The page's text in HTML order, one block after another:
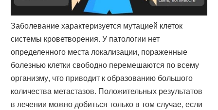
Заболевание характеризуется мутацией клеток
системы кроветворения. У патологии нет
определенного места локализации, пораженные
болезнью клетки свободно перемешаются по всему
организму, что приводит к образованию большого
количества метастазов. Положительных результатов
в лечении можно добиться только в том случае, если